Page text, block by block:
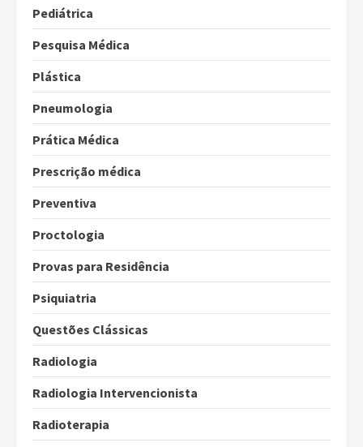
Pediátrica
Pesquisa Médica
Plástica
Pneumologia
Prática Médica
Prescrição médica
Preventiva
Proctologia
Provas para Residência
Psiquiatria
Questões Clássicas
Radiologia
Radiologia Intervencionista
Radioterapia